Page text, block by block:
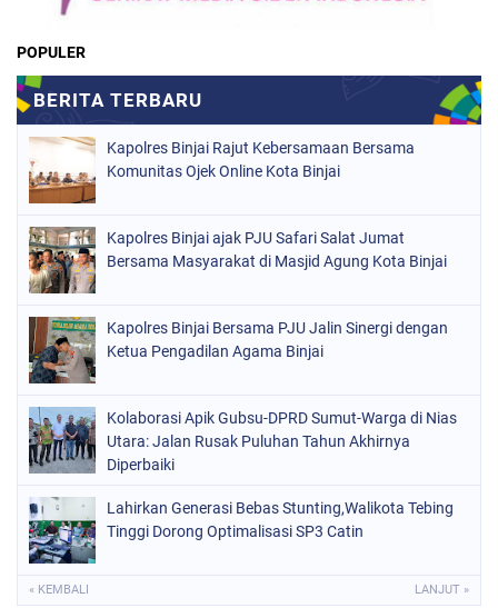
POPULER
Kapolres Binjai Rajut Kebersamaan Bersama
Komunitas Ojek Online Kota Binjai
Kapolres Binjai ajak PJU Safari Salat Jumat
Bersama Masyarakat di Masjid Agung Kota Binjai
Kapolres Binjai Bersama PJU Jalin Sinergi dengan
Ketua Pengadilan Agama Binjai
Kolaborasi Apik Gubsu-DPRD Sumut-Warga di Nias
Utara: Jalan Rusak Puluhan Tahun Akhirnya
Diperbaiki
Lahirkan Generasi Bebas Stunting,Walikota Tebing
Tinggi Dorong Optimalisasi SP3 Catin
« KEMBALI LANJUT »